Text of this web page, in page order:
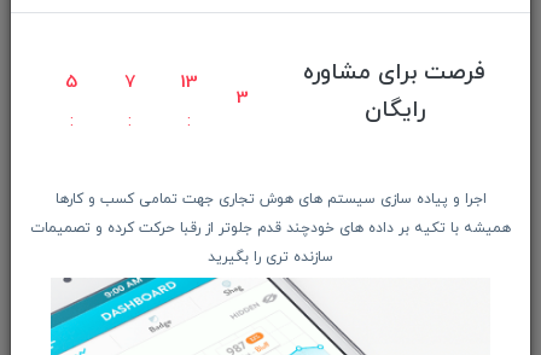
فرصت برای مشاوره
رایگان
5 7 13
1
اجرا و پیاده سازی سیستم های هوش تجاری جهت تمامی کسب و کارها
همیشه با تکیه بر داده های خودچند قدم جلوتر از رقبا حرکت کرده و تصمیمات
سازنده تری را بگیرید
راهنمای واحد پول کشورهای مختلف
یک بازی باخت ، باخت
افزایش حقوق کارگران در سال 1404
افزایش ۴۵ درصدی حداقل دستمزد در سال 1404
هر آنچه باید درمورد ایجنت هوش مصنوعی بدانید
آموزش تخمین آمار بازدید سایت با این 5 ابزار